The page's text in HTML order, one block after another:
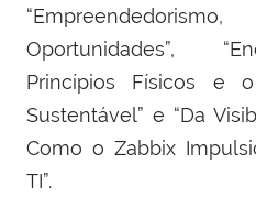
Oportunidades”,
Princípios Físicos e
Sustentável” e “Da
Como o Zabbix
TI”.